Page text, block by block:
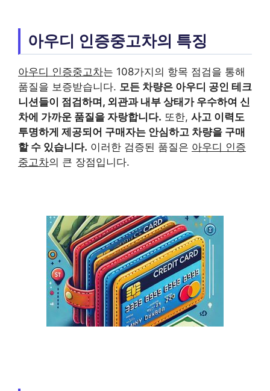
아우디 인증중고차의 특징
아우디 인증중고차는 108가지의 항목 점검을 통해
품질을 보증받습니다. 모든 차량은 아우디 공인 테크
니션들이 점검하며, 외관과 내부 상태가 우수하여 신
차에 가까운 품질을 자랑합니다. 또한, 사고 이력도
투명하게 제공되어 구매자는 안심하고 차량을 구매
할 수 있습니다. 이러한 검증된 품질은 아우디 인증
중고차의 큰 장점입니다.